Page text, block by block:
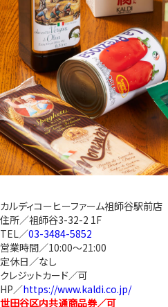
カルディコーヒーファーム祖師谷駅前店
住所／祖師谷3-32-2 1F
TEL／03-3484-5852
営業時間／10:00～21:00
定休日／なし
クレジットカード／可
HP／https://www.kaldi.co.jp/
世田谷区内共通商品券／可